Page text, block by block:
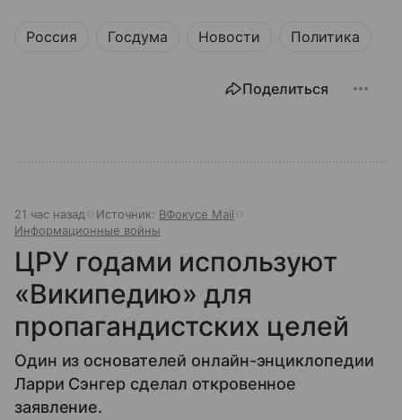
Россия Госдума Новости Политика
Поделиться
21 час назад Источник: ВФокусе Mail
Информационные войны
ЦРУ годами используют
«Википедию» для
пропагандистских целей
Один из основателей онлайн-энциклопедии
Ларри Сэнгер сделал откровенное
заявление.